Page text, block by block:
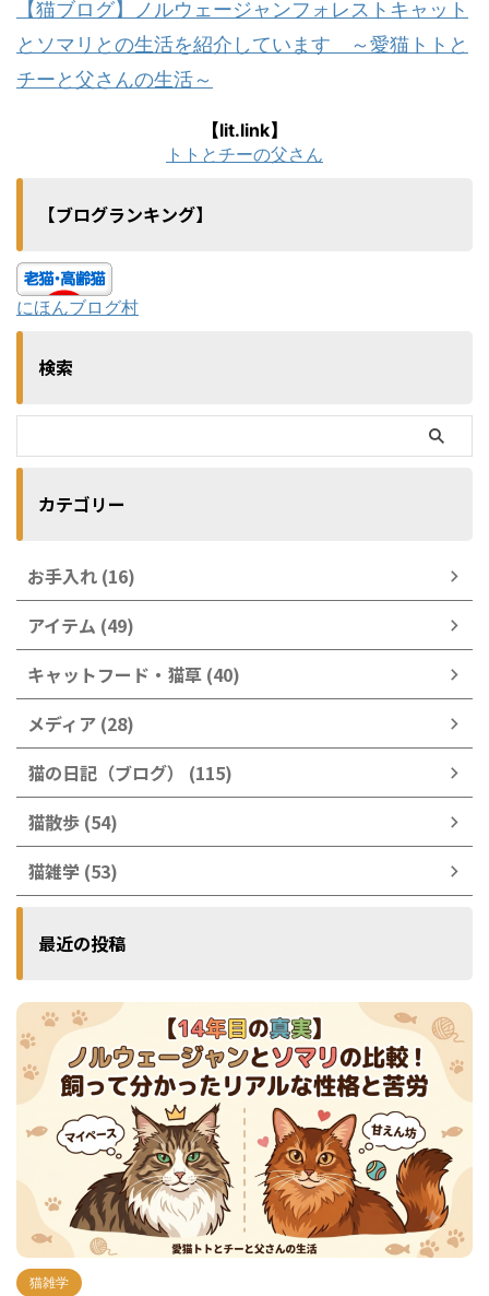
【猫ブログ】ノルウェージャンフォレストキャット
とソマリとの生活を紹介しています ～愛猫トトと
チーと父さんの生活～
【lit.link】
トトとチーの父さん
【ブログランキング】
にほんブログ村
検索
カテゴリー
お手入れ (16)
アイテム (49)
キャットフード・猫草 (40)
メディア (28)
猫の日記（ブログ） (115)
猫散歩 (54)
猫雑学 (53)
最近の投稿
猫雑学